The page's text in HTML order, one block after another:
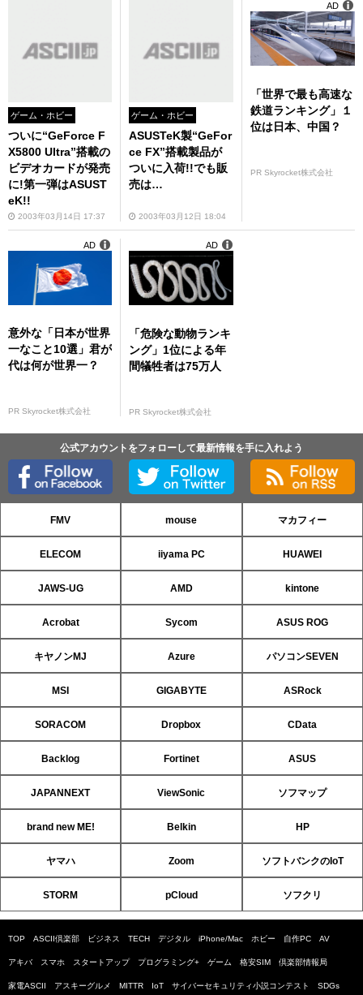
ゲーム・ホビー
ついに“GeForce F
X5800 Ultra”搭載の
ビデオカードが発売
に!第一弾はASUST
eK!!
2003年03月14日 17:37
ゲーム・ホビー
ASUSTeK製“GeFor
ce FX”搭載製品が
ついに入荷!!でも販
売は…
2003年03月12日 18:04
「世界で最も高速な
鉄道ランキング」１
位は日本、中国？
PR Skyrocket株式会社
AD
意外な「日本が世界
一なこと10選」君が
代は何が世界一？
PR Skyrocket株式会社
AD
「危険な動物ランキ
ング」1位による年
間犠牲者は75万人
PR Skyrocket株式会社
AD
公式アカウントをフォローして最新情報を手に入れよう
FMV mouse マカフィー
ELECOM iiyama PC HUAWEI
JAWS-UG AMD kintone
Acrobat Sycom ASUS ROG
キヤノンMJ Azure パソコンSEVEN
MSI GIGABYTE ASRock
SORACOM Dropbox CData
Backlog Fortinet ASUS
JAPANNEXT ViewSonic ソフマップ
brand new ME! Belkin HP
ヤマハ Zoom ソフトバンクのIoT
STORM pCloud ソフクリ
TOP ASCII倶楽部 ビジネス TECH デジタル iPhone/Mac ホビー 自作PC AV
アキバ スマホ スタートアップ プログラミング+ ゲーム 格安SIM 倶楽部情報局
家電ASCII アスキーグルメ MITTR IoT サイバーセキュリティ小説コンテスト SDGs